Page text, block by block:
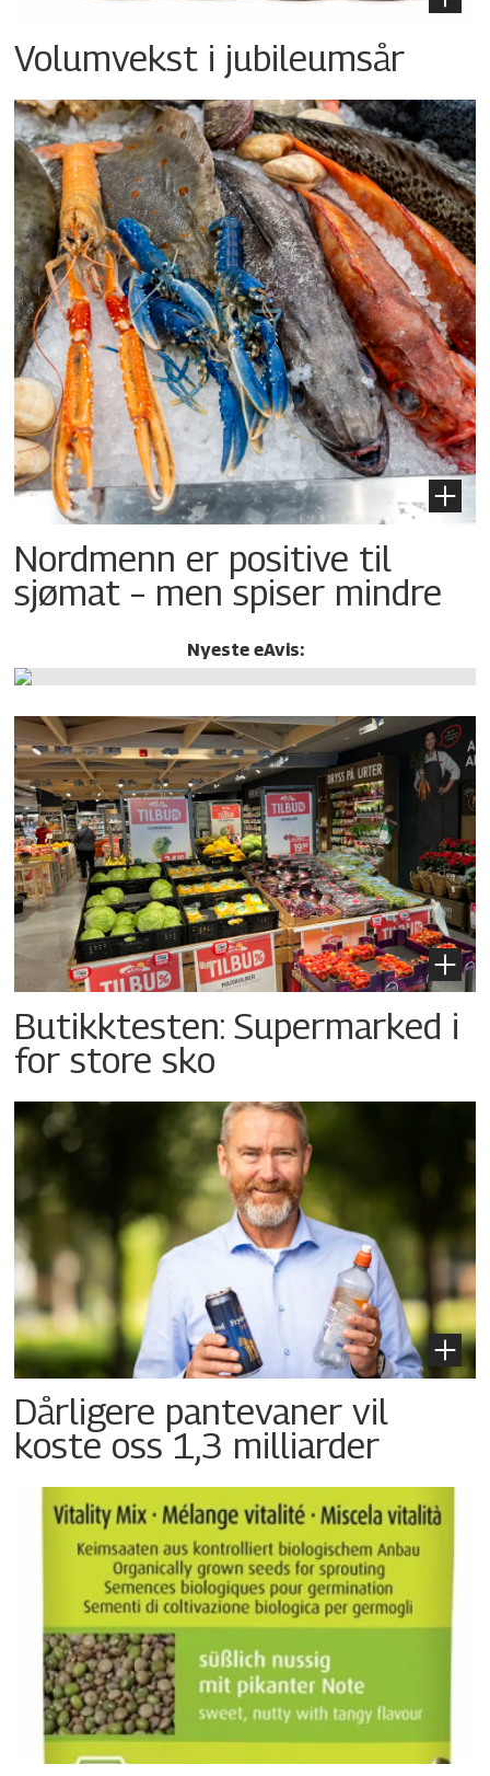
Volumvekst i jubileumsår
Nordmenn er positive til
sjømat – men spiser mindre
Nyeste eAvis:
Butikktesten: Supermarked i
for store sko
Dårligere pantevaner vil
koste oss 1,3 milliarder